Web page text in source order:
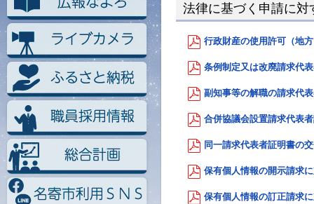
法律に基づく申請に
行政財産の使用許可（地
条例制定又は改廃請求代
副知事等の解職の請求代
合併協議会設置請求代表
同一請求代表者証明書の
保有個人情報の開示請求
保有個人情報の訂正請求